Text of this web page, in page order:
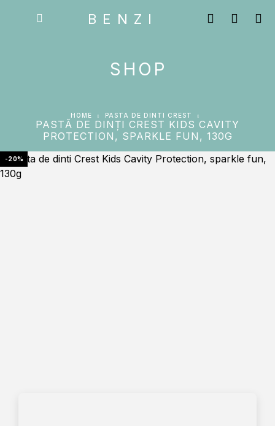
BENZI
SHOP
HOME PASTA DE DINTI CREST
PASTĂ DE DINȚI CREST KIDS CAVITY
PROTECTION, SPARKLE FUN, 130G
-20%